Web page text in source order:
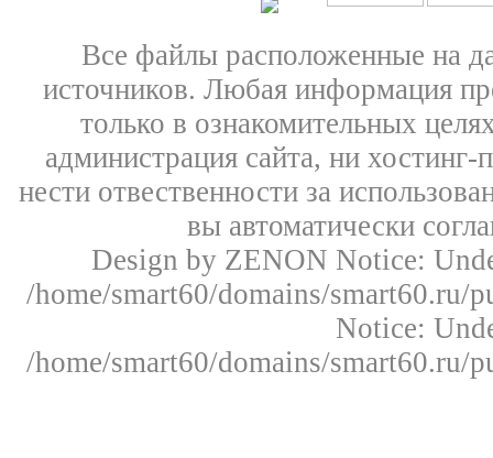
Все файлы расположенные на
источников. Любая информация
только в ознакомительных
администрация сайта, ни
нести отвественности за
вы автоматически
Design by ZENON Notice:
/home/smart60/domains/
Notice:
/home/smart60/domains/